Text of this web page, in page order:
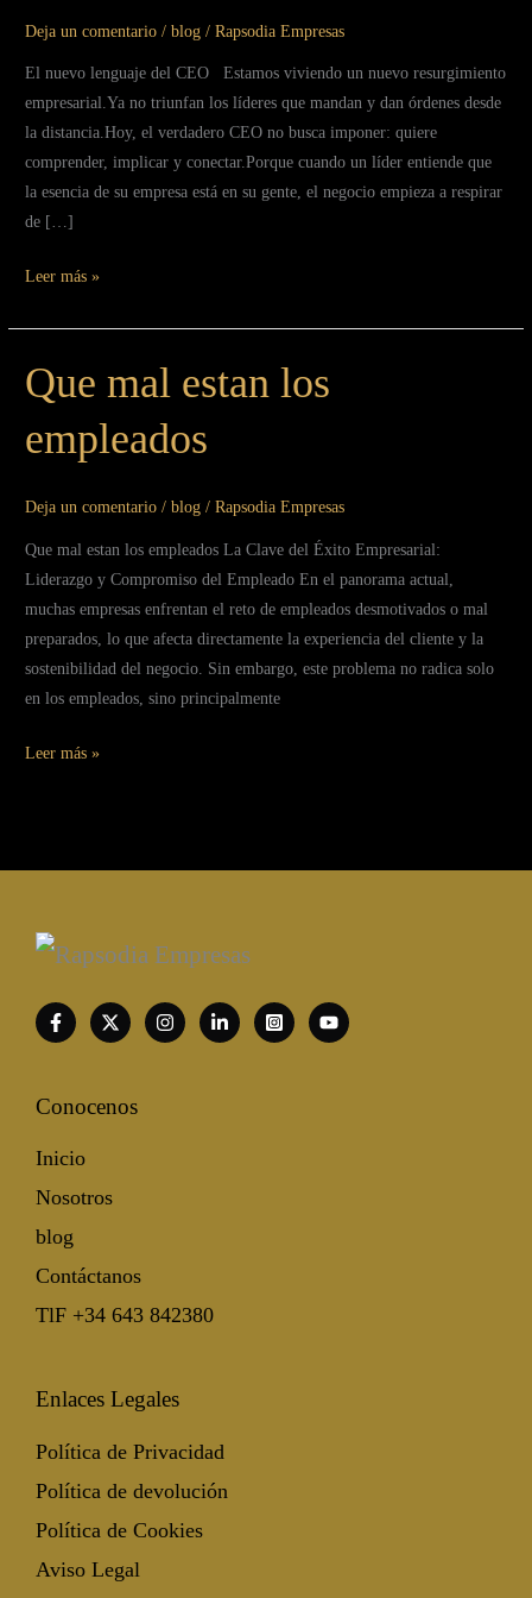
Deja un comentario /blog /Rapsodia Empresas
El nuevo lenguaje del CEO Estamos viviendo un nuevo resurgimiento
empresarial.Ya no triunfan los líderes que mandan y dan órdenes desde
la distancia.Hoy, el verdadero CEO no busca imponer: quiere
comprender, implicar y conectar.Porque cuando un líder entiende que
la esencia de su empresa está en su gente, el negocio empieza a respirar
de […]
Leer más »
Que mal estan los
empleados
Deja un comentario /blog /Rapsodia Empresas
Que mal estan los empleados La Clave del Éxito Empresarial:
Liderazgo y Compromiso del Empleado En el panorama actual,
muchas empresas enfrentan el reto de empleados desmotivados o mal
preparados, lo que afecta directamente la experiencia del cliente y la
sostenibilidad del negocio. Sin embargo, este problema no radica solo
en los empleados, sino principalmente
Que
mal
los
Leer más »
Conocenos
Inicio
Nosotros
blog
Contáctanos
TlF +34 643 842380
Enlaces Legales
Política de Privacidad
Política de devolución
Política de Cookies
Aviso Legal